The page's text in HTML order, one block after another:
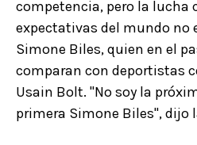
competencia, pero la lucha
expectativas del mundo no
Simone Biles, quien en el
comparan con deportistas
Usain Bolt. "No soy la
primera Simone Biles", dijo